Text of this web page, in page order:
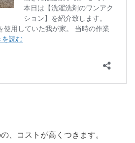
、コストが高くつきます。